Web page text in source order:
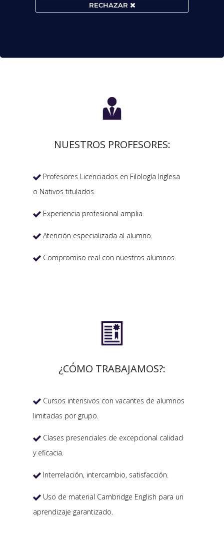
Prueba de nivel gratis.

NUESTROS PROFESORES:
 Profesores Licenciados en Filología Inglesa
o Nativos titulados.
 Experiencia profesional amplia.
 Atención especializada al alumno.
 Compromiso real con nuestros alumnos.

¿CÓMO TRABAJAMOS?:
 Cursos intensivos con vacantes de alumnos
limitadas por grupo.
 Clases presenciales de excepcional calidad
y eficacia.
 Interrelación, intercambio, satisfacción.
 Uso de material Cambridge English para un
aprendizaje garantizado.
RECHAZAR